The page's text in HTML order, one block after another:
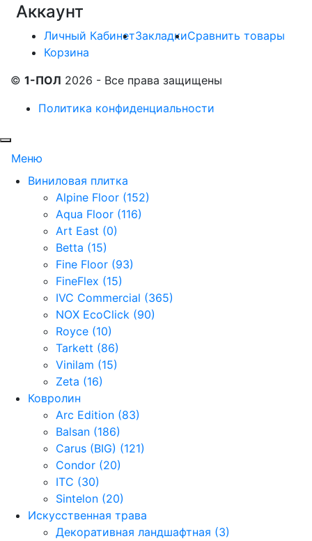
Аккаунт
Личный КабинетЗакладкиСравнить товары
Корзина
© 1-ПОЛ 2026 - Все права защищены
Политика конфиденциальности
Меню
Виниловая плитка
Alpine Floor (152)
Aqua Floor (116)
Art East (0)
Betta (15)
Fine Floor (93)
FineFlex (15)
IVC Commercial (365)
NOX EcoClick (90)
Royce (10)
Tarkett (86)
Vinilam (15)
Zeta (16)
Ковролин
Arc Edition (83)
Balsan (186)
Carus (BIG) (121)
Condor (20)
ITC (30)
Sintelon (20)
Искусственная трава
Декоративная ландшафтная (3)